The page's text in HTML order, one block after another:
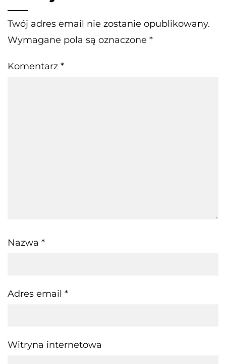
Twój adres email nie zostanie opublikowany.
Wymagane pola są oznaczone *
Komentarz *
Nazwa *
Adres email *
Witryna internetowa